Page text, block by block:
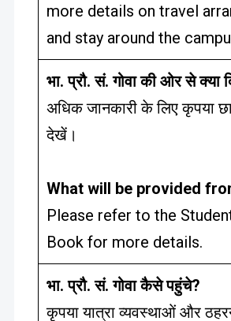
more details on travel
and stay around the
भा. प्रौ. सं. गोवा की ओर से क्या
अधिक जानकारी के लिए कृपया
देखें।
What will be provided
Please refer to the
Book for more details.
भा. प्रौ. सं. गोवा कैसे पहुंचे?
कृपया यात्रा व्यवस्थाओं और